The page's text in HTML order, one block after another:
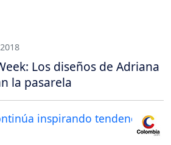
Los diseños de Adriana
la pasarela